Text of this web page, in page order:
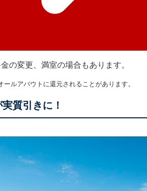
の変更、満室の場合もあります。
ルアバウトに還元されることがあります。
質引きに！